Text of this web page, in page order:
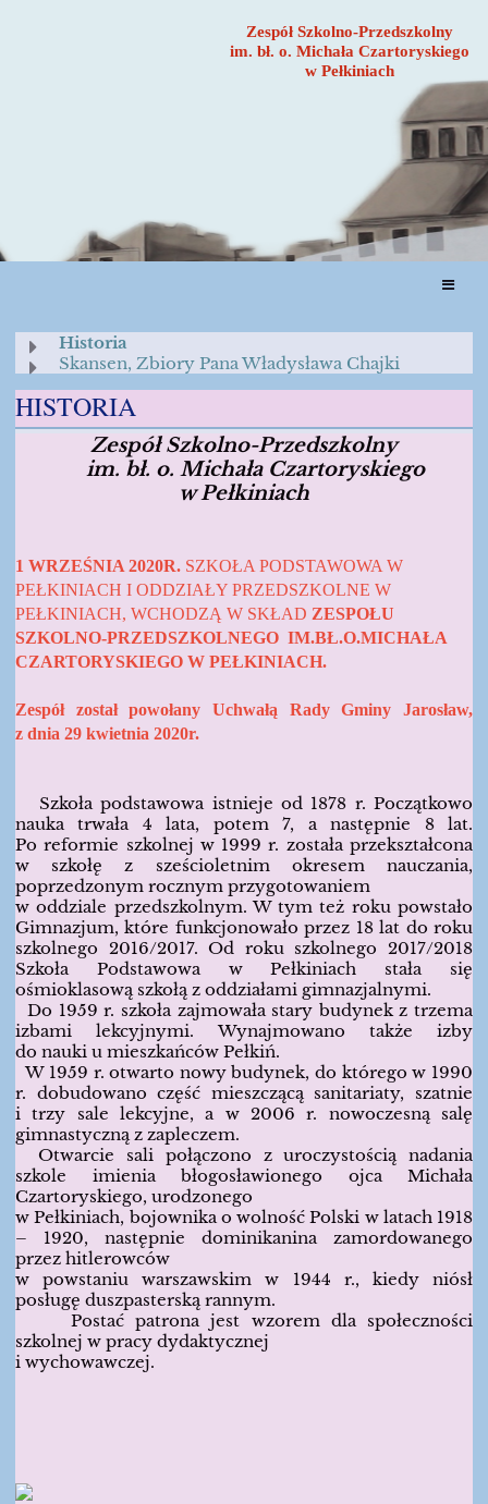
Zespół Szkolno-Przedszkolny
im. bł. o. Michała Czartoryskiego
w Pełkiniach
NASZ
PROFIL
Historia
Skansen, Zbiory Pana Władysława Chajki
HISTORIA
Zespół Szkolno-Przedszkolny
im. bł. o. Michała Czartoryskiego
w Pełkiniach
1 WRZEŚNIA 2020R. SZKOŁA PODSTAWOWA W
PEŁKINIACH I ODDZIAŁY PRZEDSZKOLNE W
PEŁKINIACH, WCHODZĄ W SKŁAD ZESPOŁU
SZKOLNO-PRZEDSZKOLNEGO IM.BŁ.O.MICHAŁA
CZARTORYSKIEGO W PEŁKINIACH.
Zespół został powołany Uchwałą Rady Gminy Jarosław,
z dnia 29 kwietnia 2020r.
Szkoła podstawowa istnieje od 1878 r. Początkowo
nauka trwała 4 lata, potem 7, a następnie 8 lat.
Po reformie szkolnej w 1999 r. została przekształcona
w szkołę z sześcioletnim okresem nauczania,
poprzedzonym rocznym przygotowaniem
w oddziale przedszkolnym. W tym też roku powstało
Gimnazjum, które funkcjonowało przez 18 lat do roku
szkolnego 2016/2017. Od roku szkolnego 2017/2018
Szkoła Podstawowa w Pełkiniach stała się
ośmioklasową szkołą z oddziałami gimnazjalnymi.
Do 1959 r. szkoła zajmowała stary budynek z trzema
izbami lekcyjnymi. Wynajmowano także izby
do nauki u mieszkańców Pełkiń.
W 1959 r. otwarto nowy budynek, do którego w 1990
r. dobudowano część mieszczącą sanitariaty, szatnie
i trzy sale lekcyjne, a w 2006 r. nowoczesną salę
gimnastyczną z zapleczem.
Otwarcie sali połączono z uroczystością nadania
szkole imienia błogosławionego ojca Michała
Czartoryskiego, urodzonego
w Pełkiniach, bojownika o wolność Polski w latach 1918
– 1920, następnie dominikanina zamordowanego
przez hitlerowców
w powstaniu warszawskim w 1944 r., kiedy niósł
posługę duszpasterską rannym.
Postać patrona jest wzorem dla społeczności
szkolnej w pracy dydaktycznej
i wychowawczej.